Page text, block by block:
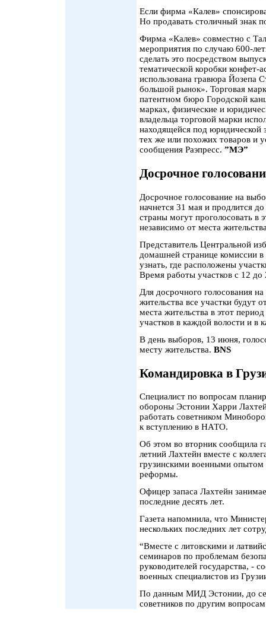
Если фирма «Калев»
Но продавать столичный знак
Фирма «Калев» совместно с
мероприятия по случаю 600-
сделать это посредством
тематической коробки конфет-
использована гравюра Йозепа
большой рынок». Торговая
патентном бюро Городской
марках, физические и
владельца торговой марки
находящейся под юридической
тех же или похожих товаров и
сообщения Раэпресс. ”МЭ”
Досрочное
Досрочное голосование на
начнется 31 мая и продлится
страны могут проголосовать в
независимо от места
Представитель Центральной
домашней странице комиссии
узнать, где расположены
Время работы участков с 12 до
Для досрочного голосования
жительства все участки будут
места жительства в этот
участков в каждой волости и в
В день выборов, 13 июня,
месту жительства. BNS
Командировка в
Специалист по вопросам
обороны Эстонии Харри
работать советником
к вступлению в НАТО.
Об этом во вторник сообщила
летний Лахтейн вместе с
грузинскими военными опытом
реформы.
Офицер запаса Лахтейн
последние десять лет.
Газета напомнила, что
нескольких последних лет
“Вместе с литовскими и
семинаров по проблемам
руководителей государства, -
военных специалистов из
По данным МИД Эстонии, до
советников по другим